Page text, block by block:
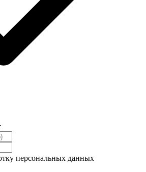
персональных данных